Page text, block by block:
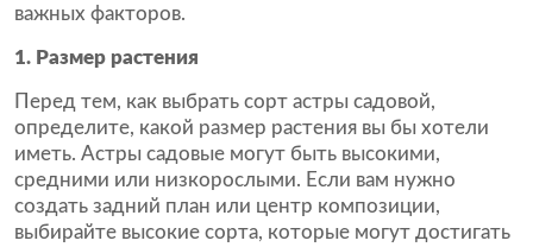
важных факторов.
1. Размер растения
Перед тем, как выбрать сорт астры садовой,
определите, какой размер растения вы бы хотели
иметь. Астры садовые могут быть высокими,
средними или низкорослыми. Если вам нужно
создать задний план или центр композиции,
выбирайте высокие сорта, которые могут достигать